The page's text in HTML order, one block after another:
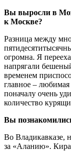
Вы выросли в
к Москве?
Разница между
огромна. Я
напрягали
временем
главное –
поначалу очень
количество
Вы
Во Владикавказе,
за «Аланию». Кира